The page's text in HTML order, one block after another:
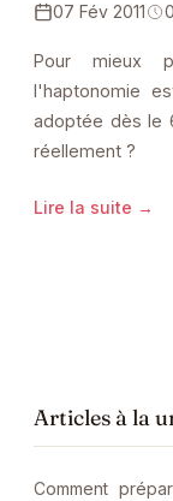
07 Fév 2011
Pour mieux
l'haptonomie
adoptée dès le
réellement ?
Lire la suite →
Articles à la
Comment